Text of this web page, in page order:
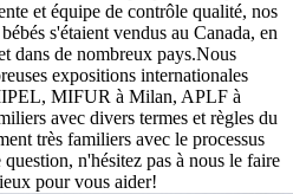
et équipe de contrôle qualité, nos
s'étaient vendus au Canada, en
dans de nombreux pays.Nous
expositions internationales
MIFUR à Milan, APLF à
avec divers termes et règles du
très familiers avec le processus
n'hésitez pas à nous le faire
pour vous aider!